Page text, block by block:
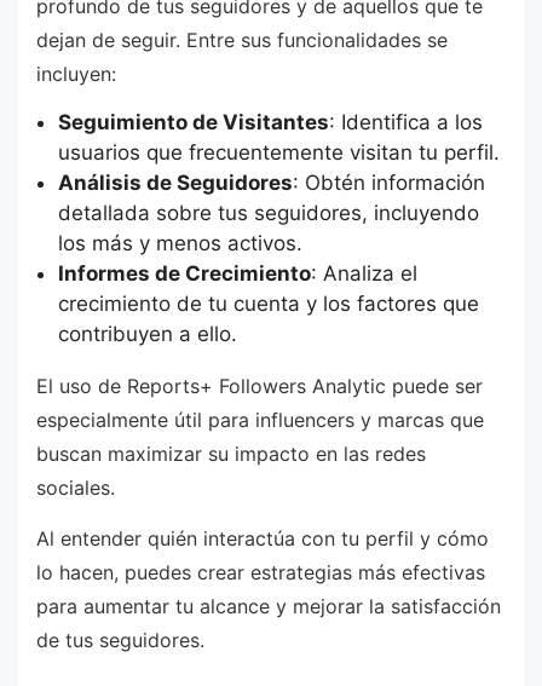
profundo de tus seguidores y de aquellos que te
dejan de seguir. Entre sus funcionalidades se
incluyen:
Seguimiento de Visitantes: Identifica a los
usuarios que frecuentemente visitan tu perfil.
Análisis de Seguidores: Obtén información
detallada sobre tus seguidores, incluyendo
los más y menos activos.
Informes de Crecimiento: Analiza el
crecimiento de tu cuenta y los factores que
contribuyen a ello.
El uso de Reports+ Followers Analytic puede ser
especialmente útil para influencers y marcas que
buscan maximizar su impacto en las redes
sociales.
Al entender quién interactúa con tu perfil y cómo
lo hacen, puedes crear estrategias más efectivas
para aumentar tu alcance y mejorar la satisfacción
de tus seguidores.